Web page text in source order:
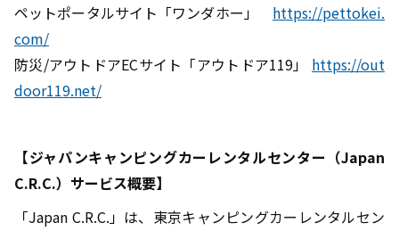
ペットポータルサイト「ワンダホー」 https://pettokei.
com/
防災/アウトドアECサイト「アウトドア119」 https://out
door119.net/
【ジャパンキャンピングカーレンタルセンター（Japan
C.R.C.）サービス概要】
「Japan C.R.C.」は、東京キャンピングカーレンタルセン